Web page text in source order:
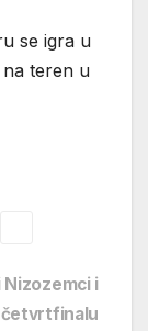
se igra u
na teren u
Nizozemci i
četvrtfinalu